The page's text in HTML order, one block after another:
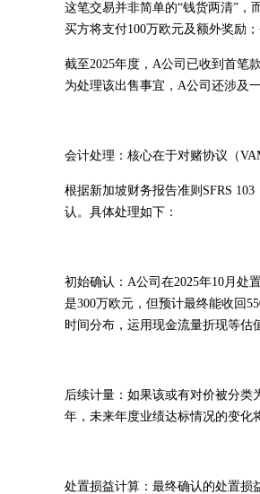
这笔交易并非简单的“钱货两清”，
买方将支付100万欧元及额外奖励；
截至2025年度，A公司已收到首笔
为处理该出售事宜，A公司还涉及
会计处理：核心在于对赌协议（
根据新加坡财务报告准则SFRS
认。具体处理如下：
初始确认：A公司在2025年10月处
是300万欧元，但预计最终能收回
时间分布，运用现金流量折现等估
后续计量：如果该或有对价被分类
年，未来年度业绩达标情况的变化
处置损益计算：最终确认的处置损